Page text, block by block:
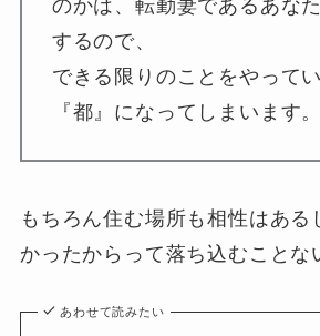
のかは、転勤妻であるあな
するので、
できる限りのことをやって
『都』になってしまいます。
もちろん住む場所も相性はある
かったからって落ち込むことな
あわせて読みたい